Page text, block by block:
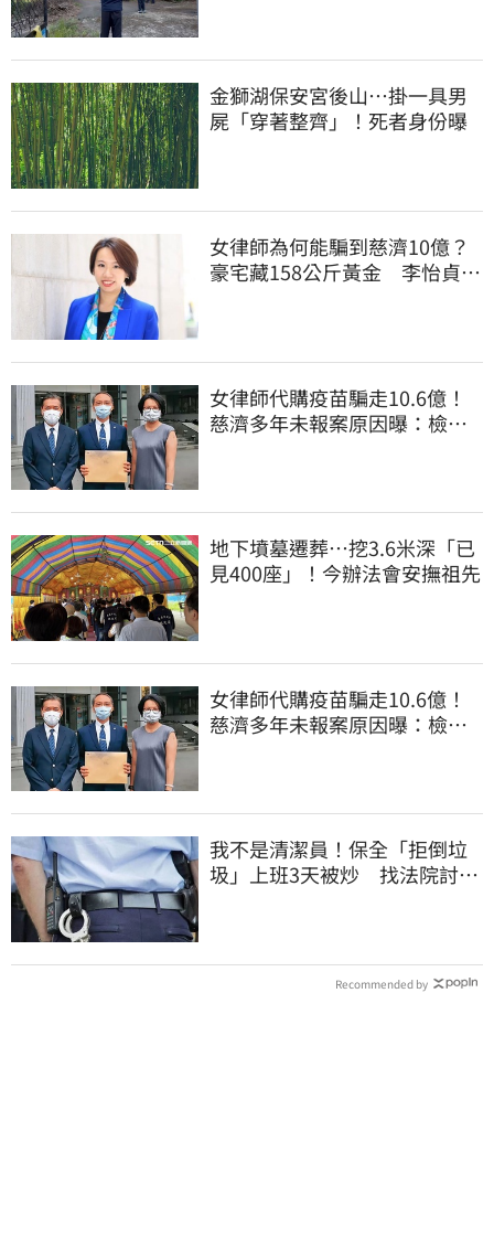
金獅湖保安宮後山…掛一具男
屍「穿著整齊」！死者身份曝
女律師為何能騙到慈濟10億？
豪宅藏158公斤黃金 李怡貞驚
女律師代購疫苗騙走10.6億！
慈濟多年未報案原因曝：檢警
地下墳墓遷葬…挖3.6米深「已
見400座」！今辦法會安撫祖先
女律師代購疫苗騙走10.6億！
慈濟多年未報案原因曝：檢警
我不是清潔員！保全「拒倒垃
圾」上班3天被炒 找法院討公
Recommended by